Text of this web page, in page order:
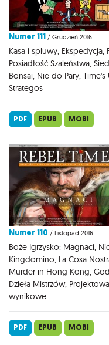
Numer 111 / Grudzień 2016
Kasa i spluwy, Ekspedycja,
Posiadłość Szaleństwa,
Bonsai, Nie do Pary,
Strategos
PDF EPUB MOBI
Numer 110 / Listopad 2016
Boże Igrzysko: Magnaci,
Kingdomino, La Cosa
Murder in Hong Kong,
Dzieła Mistrzów,
wynikowe
PDF EPUB MOBI